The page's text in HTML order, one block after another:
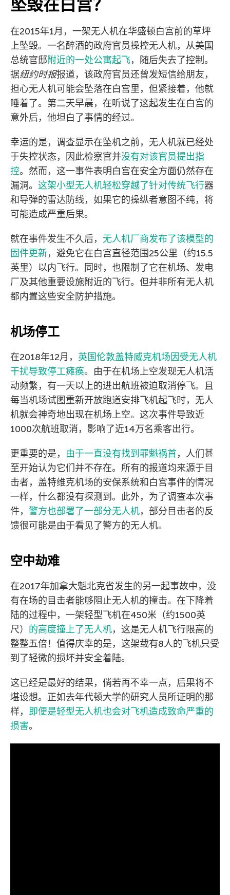
坠毁在白宫？
在2015年1月，一架无人机在华盛顿白宫前的草坪
上坠毁。一名醉酒的政府官员操控无人机，从美国
总统官邸附近的一处公寓起飞，随后失去了控制。
据纽约时报报道，该政府官员还曾发短信给朋友，
担心无人机可能会坠落在白宫里，但紧接着，他就
睡着了。第二天早晨，在听说了这起发生在白宫的
意外后，他坦白了事情的经过。
幸运的是，调查显示在坠机之前，无人机就已经处
于失控状态，因此检察官并没有对该官员提出指
控。然而，这一事件表明白宫在安全方面仍然存在
漏洞。 这架小型无人机轻松穿越了针对传统飞行器
和导弹的雷达防线，如果它的操纵者意图不纯，将
可能造成严重后果。
就在事件发生不久后， 无人机厂商发布了该模型的
固件更新，避免它在白宫直径范围25公里（约15.5
英里）以内飞行。同时，也限制了它在机场、发电
厂及其他重要设施附近的飞行。但并非所有无人机
都内置这些安全防护措施。
机场停工
在2018年12月， 英国伦敦盖特威克机场因受无人机
干扰导致停工瘫痪。由于在机场上空发现无人机活
动频繁，有一天以上的进出航班被迫取消停飞。且
每当机场试图重新开放跑道安排飞机起飞时，无人
机就会神奇地出现在机场上空。这次事件导致近
1000次航班取消，影响了近14万名乘客出行。
更重要的是， 由于一直没有找到罪魁祸首，人们甚
至开始认为它们并不存在。所有的报道均来源于目
击者，盖特维克机场的安保系统和白宫事件的情况
一样，什么都没有探测到。此外，为了调查本次事
件， 警方也部署了一部分无人机，部分目击者的反
馈很可能是由于看见了警方的无人机。
空中劫难
在2017年加拿大魁北克省发生的另一起事故中，没
有在场的目击者能够阻止无人机的撞击。在下降着
陆的过程中，一架轻型飞机在450米（约1500英
尺） 的高度撞上了无人机，这是无人机飞行限高的
整整五倍！值得庆幸的是，这架载有8人的飞机只受
到了轻微的损坏并安全着陆。
这已经是最好的结果，倘若再不幸一点，后果将不
堪设想。正如去年代顿大学的研究人员所证明的那
样， 即便是轻型无人机也会对飞机造成致命严重的
损害。